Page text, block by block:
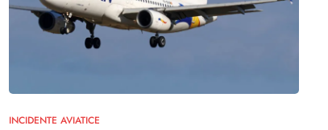
INCIDENTE AVIATICE